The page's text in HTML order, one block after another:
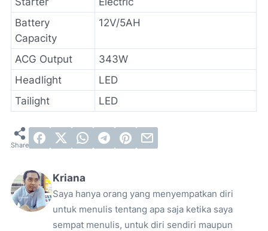
Battery
Capacity
12V/5AH
ACG Output
343W
Headlight
LED
Tailight
LED
Kriana
Saya hanya orang yang menyempatkan diri
untuk menulis tentang apa saja ketika saya
sempat menulis, untuk diri sendiri maupun